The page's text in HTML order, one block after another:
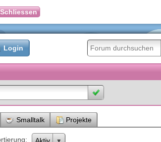
Schliessen
Login
Smalltalk Projekte
Aktiv